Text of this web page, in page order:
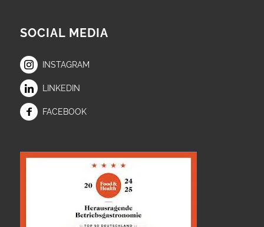
SOCIAL MEDIA
INSTAGRAM
LINKEDIN
FACEBOOK